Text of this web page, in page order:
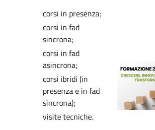
corsi in presenza;
corsi in fad
sincrona;
corsi in fad
asincrona;
corsi ibridi (in
presenza e in fad
sincrona);
visite tecniche.